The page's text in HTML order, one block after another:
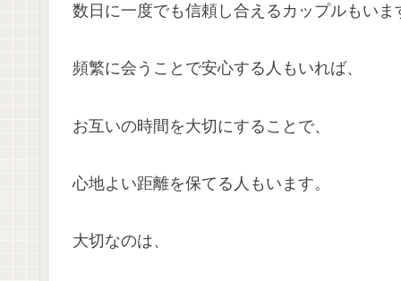
数日に一度でも信頼し合えるカップルもいま
頻繁に会うことで安心する人もいれば、
お互いの時間を大切にすることで、
心地よい距離を保てる人もいます。
大切なのは、